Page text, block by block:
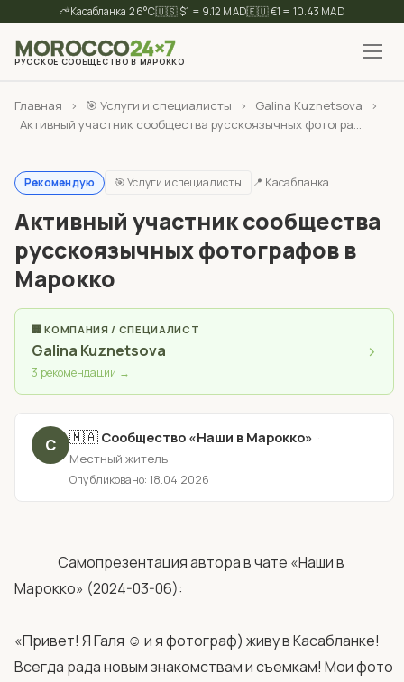
⛅ 26°C🇺🇸 $1 = 9.12 MAD🇪🇺 €1 = 10.43 MAD
MOROCCO24×7
РУССКОЕ СООБЩЕСТВО В МАРОККО
Найти ✕
Главная › 🎯 Услуги и специалисты › Galina Kuznetsova
›
Активный участник сообщества русскоязычных фотогра...
Рекомендую 🎯 Услуги и специалисты 📍 Касабланка
Активный участник сообщества
русскоязычных фотографов в
Марокко
🏢 КОМПАНИЯ / СПЕЦИАЛИСТ
Galina Kuznetsova
3 рекомендации →
›
С 🇲🇦 Сообщество «Наши в Марокко»
Местный житель
Опубликовано: 18.04.2026
Марокко» (2024-03-06):
«Привет! Я Галя ☺️ и я фотограф) живу в Касабланке!
Всегда рада новым знакомствам и съемкам! Мои фото